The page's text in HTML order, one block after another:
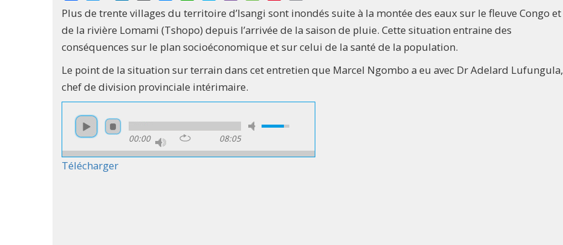
Plus de trente villages du territoire d’Isangi sont inondés suite à la montée des eaux sur le fleuve Congo et
de la rivière Lomami (Tshopo) depuis l’arrivée de la saison de pluie. Cette situation entraine des
conséquences sur le plan socioéconomique et sur celui de la santé de la population.
Le point de la situation sur terrain dans cet entretien que Marcel Ngombo a eu avec Dr Adelard Lufungula,
chef de division provinciale intérimaire.
00:00 08:05
Télécharger